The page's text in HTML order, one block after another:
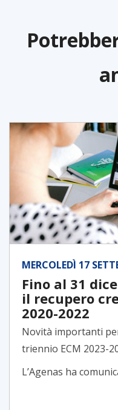
MERCOLEDÌ 17
Fino al 31
il recupero
2020-2022
Novità importanti
triennio ECM 2023-
L’Agenas ha